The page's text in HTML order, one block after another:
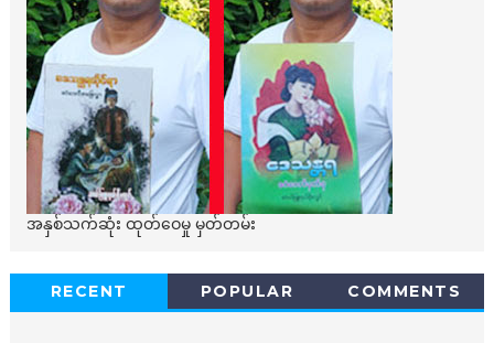
အနှစ်သက်ဆုံး ထုတ်ဝေမှု မှတ်တမ်း
RECENT POPULAR COMMENTS